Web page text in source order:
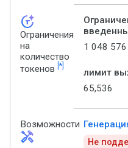
token_auto
Ограничения
на
количество
токенов [*]
1 048 576
лимит
65,536
Возможности
handyman Не